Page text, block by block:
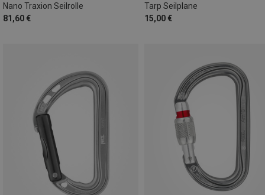
Nano Traxion Seilrolle
81,60 €
Tarp Seilplane
15,00 €